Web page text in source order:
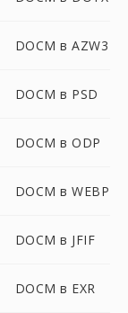
DOCM в AZW3
DOCM в PSD
DOCM в ODP
DOCM в WEBP
DOCM в JFIF
DOCM в EXR